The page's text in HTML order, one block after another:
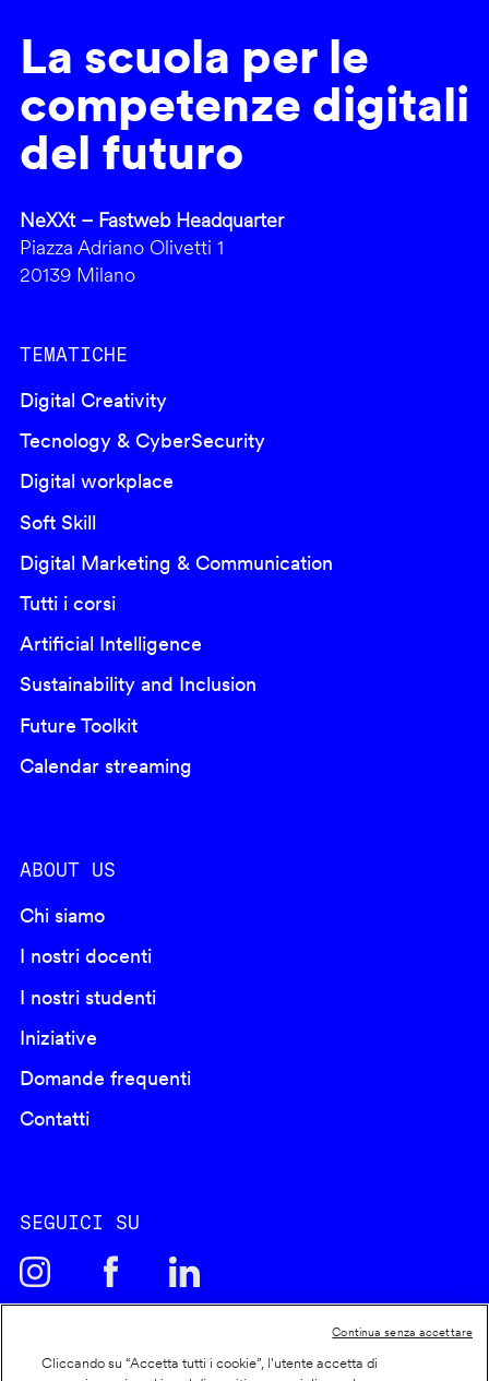
La scuola per le
competenze digitali
del futuro
NeXXt – Fastweb Headquarter
Piazza Adriano Olivetti 1
20139 Milano
TEMATICHE
Digital Creativity
Tecnology & CyberSecurity
Digital workplace
Soft Skill
Digital Marketing & Communication
Tutti i corsi
Artificial Intelligence
Sustainability and Inclusion
Future Toolkit
Calendar streaming
ABOUT US
Chi siamo
I nostri docenti
I nostri studenti
Iniziative
Domande frequenti
Contatti
SEGUICI SU
Cliccando su “Accetta tutti i cookie”, l'utente accetta di
Continua senza accettare